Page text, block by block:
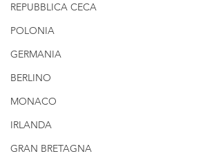
REPUBBLICA CECA
POLONIA
GERMANIA
BERLINO
MONACO
IRLANDA
GRAN BRETAGNA